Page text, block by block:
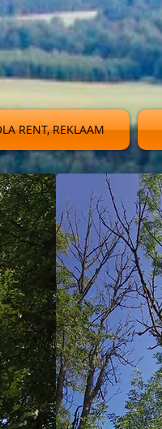
RENT, REKLAAM